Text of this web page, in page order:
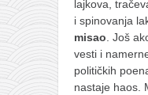
lajkova,
i spinovanja
misao . Još
vesti i
političkih
nastaje haos.